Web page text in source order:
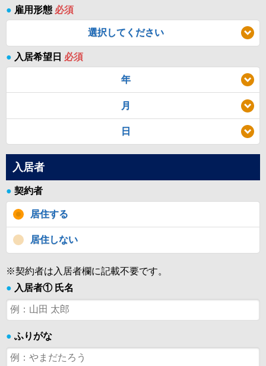
● 雇用形態 必須
選択してください
● 入居希望日 必須
年
月
日
入居者
● 契約者
居住する
居住しない
※契約者は入居者欄に記載不要です。
● 入居者① 氏名
● ふりがな